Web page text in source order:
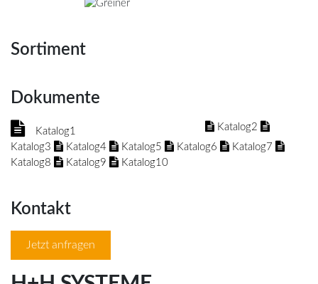
Sortiment
Dokumente
Katalog1
Katalog2
Katalog3
Katalog4 Katalog5 Katalog6
Katalog7
Katalog8
Katalog9 Katalog10
Kontakt
Jetzt anfragen